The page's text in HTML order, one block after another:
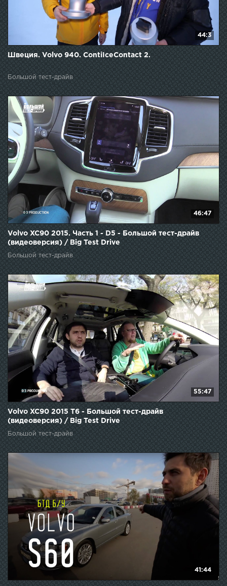
44:3
Швеция. Volvo 940. ContiIceContact 2.
Большой тест-драйв
46:47
Volvo XC90 2015. Часть 1 - D5 - Большой тест-драйв
(видеоверсия) / Big Test Drive
Большой тест-драйв
55:47
Volvo XC90 2015 T6 - Большой тест-драйв
(видеоверсия) / Big Test Drive
Большой тест-драйв
41:44